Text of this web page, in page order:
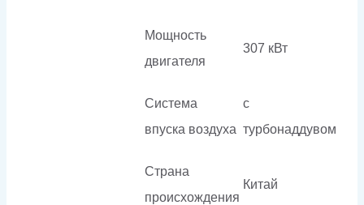
Мощность
двигателя
307 кВт
Система
впуска воздуха
с
турбонаддувом
Страна
происхождения
Китай